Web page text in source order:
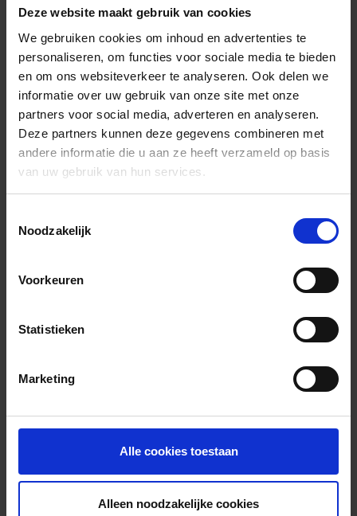
Deze website maakt gebruik van cookies
We gebruiken cookies om inhoud en advertenties te
personaliseren, om functies voor sociale media te bieden
en om ons websiteverkeer te analyseren. Ook delen we
informatie over uw gebruik van onze site met onze
partners voor social media, adverteren en analyseren.
Deze partners kunnen deze gegevens combineren met
andere informatie die u aan ze heeft verzameld op basis
van uw gebruik van hun services.
Noodzakelijk
Voorkeuren
Statistieken
Marketing
Alle cookies toestaan
Alleen noodzakelijke cookies